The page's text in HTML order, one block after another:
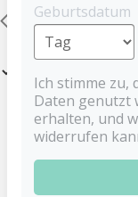
Geburtsdatum
Ich stimme zu,
Daten genutzt
erhalten, und
widerrufen